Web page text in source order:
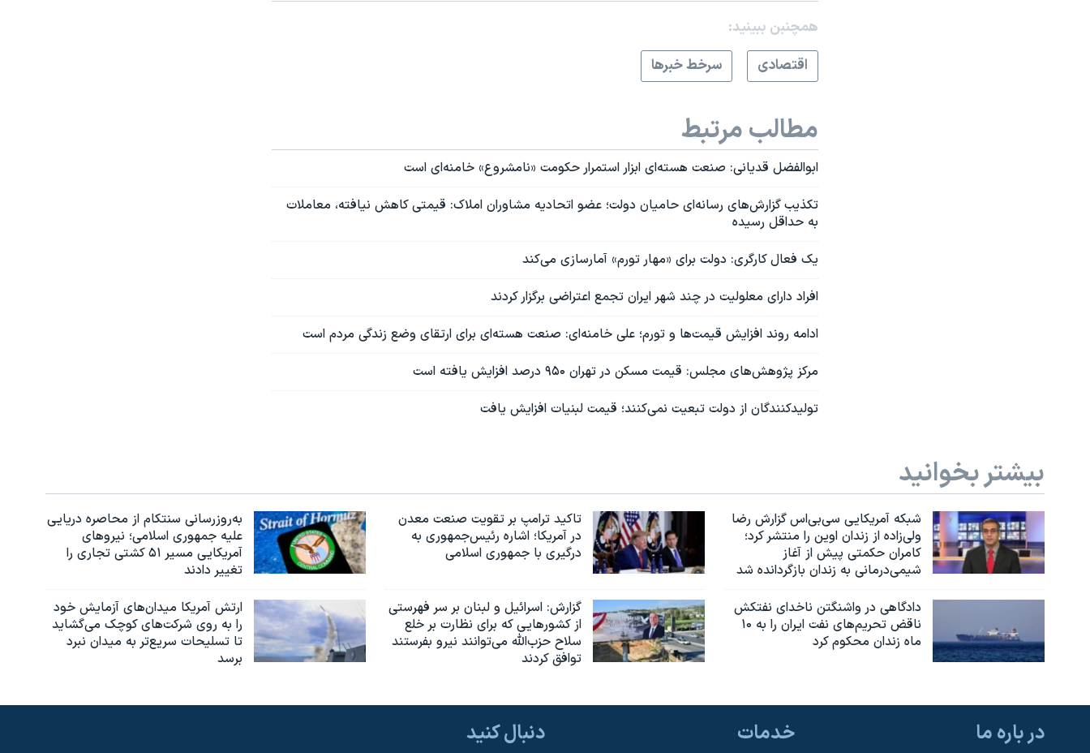
همچنبن ببینید:
اقتصادی
سرخط خبرها
مطالب مرتبط
ابوالفضل قدیانی: صنعت هسته‌ای ابزار استمرار حکومت «نامشروع» خامنه‌ای است
تکذیب گزارش‌های رسانه‌ای حامیان دولت؛ عضو اتحادیه مشاوران املاک: قیمتی کاهش نیافته، معاملات
به حداقل رسیده‌
یک فعال کارگری: دولت برای «مهار تورم» آمارسازی می‌کند
افراد دارای معلولیت در چند شهر ایران تجمع اعتراضی برگزار کردند
ادامه روند افزایش قیمت‌ها و تورم؛ علی خامنه‌ای: صنعت هسته‌ای برای ارتقای وضع زندگی مردم است
مرکز پژوهش‌های مجلس: قیمت مسکن در تهران ۹۵۰ درصد افزایش یافته است
تولیدکنندگان از دولت تبعیت نمی‌کنند؛ قیمت لبنیات افزایش یافت
بیشتر بخوانید
شبکه آمریکایی سی‌بی‌‌اس گزارش رضا
ولی‌زاده از زندان اوین را منتشر کرد؛
کامران حکمتی پیش از آغاز
شیمی‌درمانی به زندان بازگردانده شد
تاکید ترامپ بر تقویت صنعت معدن
در آمریکا؛ اشاره رئیس‌جمهوری به
درگیری با جمهوری اسلامی
به‌روزرسانی سنتکام از محاصره دریایی
علیه جمهوری اسلامی؛ نیروهای
آمریکایی مسیر ۵۱ کشتی تجاری را
تغییر دادند
دادگاهی در واشنگتن ناخدای نفتکش
ناقض تحریم‌های نفت ایران را به ۱۰
ماه زندان محکوم کرد
گزارش‌: اسرائيل و لبنان بر سر فهرستی
از کشورهایی که برای نظارت بر خلع
سلاح حزب‌الله می‌توانند نیرو بفرستند
توافق کردند
ارتش آمریکا میدان‌های آزمایش خود
را به روی شرکت‌های کوچک می‌گشاید
تا تسلیحات سریع‌تر به میدان نبرد
برسد
دنبال کنید در باره ما خدمات